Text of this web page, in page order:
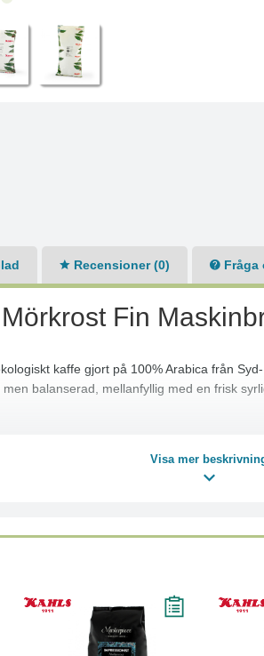
Recensioner (0) Fråga
Fin
kaffe gjort på 100% Arabica från
balanserad, mellanfyllig med en frisk
Visa mer